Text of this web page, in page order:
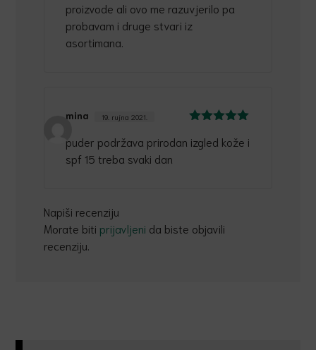
proizvode ali ovo me razuvjerilo pa
probavam i druge stvari iz
asortimana.
od 5
mina 19. rujna 2021.
puder podržava prirodan izgled kože i
spf 15 treba svaki dan
Napiši recenziju
Morate biti prijavljeni da biste objavili
recenziju.